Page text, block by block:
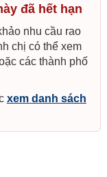
đã hết hạn
nhu cầu rao
chị có thể xem
các thành phố
xem danh sách